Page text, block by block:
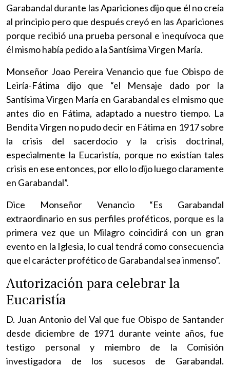
Garabandal durante las Apariciones dijo que él no creía
al principio pero que después creyó en las Apariciones
porque recibió una prueba personal e inequívoca que
él mismo había pedido a la Santísima Virgen María.
Monseñor Joao Pereira Venancio que fue Obispo de
Leiría-Fátima dijo que “el Mensaje dado por la
Santísima Virgen María en Garabandal es el mismo que
antes dio en Fátima, adaptado a nuestro tiempo. La
Bendita Virgen no pudo decir en Fátima en 1917 sobre
la crisis del sacerdocio y la crisis doctrinal,
especialmente la Eucaristía, porque no existían tales
crisis en ese entonces, por ello lo dijo luego claramente
en Garabandal”.
Dice Monseñor Venancio “Es Garabandal
extraordinario en sus perfiles proféticos, porque es la
primera vez que un Milagro coincidirá con un gran
evento en la Iglesia, lo cual tendrá como consecuencia
que el carácter profético de Garabandal sea inmenso”.
Autorización para celebrar la
Eucaristía
D. Juan Antonio del Val que fue Obispo de Santander
desde diciembre de 1971 durante veinte años, fue
testigo personal y miembro de la Comisión
investigadora de los sucesos de Garabandal.